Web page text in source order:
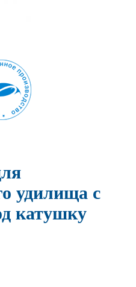
удилища с
катушку